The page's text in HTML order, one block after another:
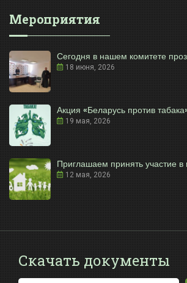
Мероприятия
Сегодня в нашем комитете
18 июня, 2026
Акция «Беларусь против
19 мая, 2026
Приглашаем принять участие
12 мая, 2026
Скачать документы